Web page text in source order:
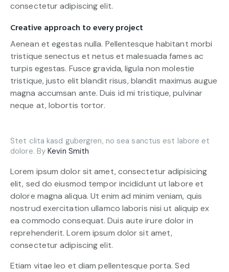
consectetur adipiscing elit.
Creative approach to every project
Aenean et egestas nulla. Pellentesque habitant morbi
tristique senectus et netus et malesuada fames ac
turpis egestas. Fusce gravida, ligula non molestie
tristique, justo elit blandit risus, blandit maximus augue
magna accumsan ante. Duis id mi tristique, pulvinar
neque at, lobortis tortor.
Stet clita kasd gubergren, no sea sanctus est labore et
dolore. ByKevin Smith
Lorem ipsum dolor sit amet, consectetur adipisicing
elit, sed do eiusmod tempor incididunt ut labore et
dolore magna aliqua. Ut enim ad minim veniam, quis
nostrud exercitation ullamco laboris nisi ut aliquip ex
ea commodo consequat. Duis aute irure dolor in
reprehenderit. Lorem ipsum dolor sit amet,
consectetur adipiscing elit.
Etiam vitae leo et diam pellentesque porta. Sed